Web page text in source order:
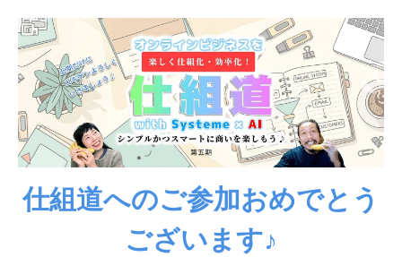
仕組道へのご参加おめでとう
ございます♪